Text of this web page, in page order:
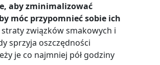
aby zminimalizować
móc przypomnieć sobie ich
związków smakowych i
sprzyja oszczędności
je co najmniej pół godziny